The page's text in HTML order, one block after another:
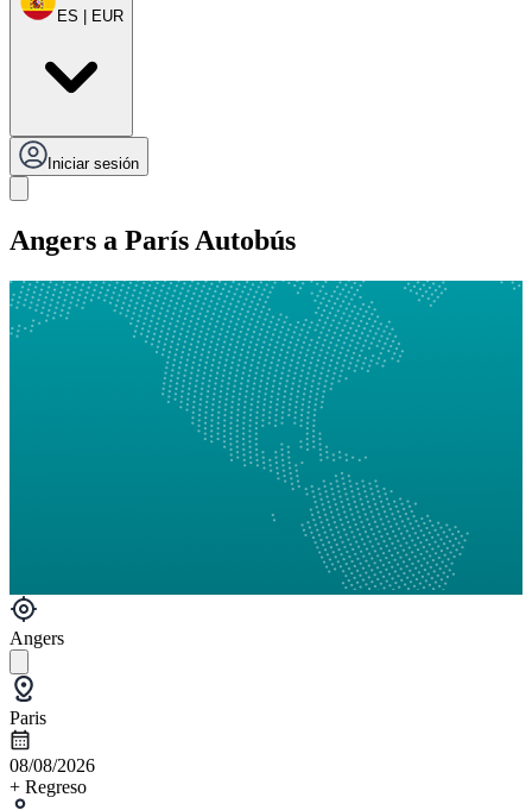
ES | EUR
Iniciar sesión
Angers a París Autobús
Angers
Paris
08/08/2026
+ Regreso